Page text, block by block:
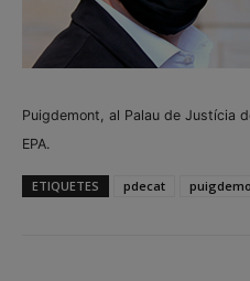
Puigdemont, al Palau de Justícia
EPA.
ETIQUETES pdecat